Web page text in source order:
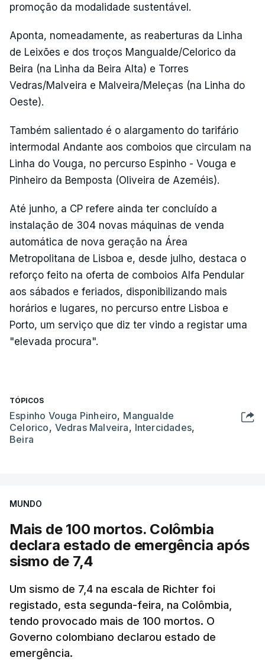
promoção da modalidade sustentável.
Aponta, nomeadamente, as reaberturas da Linha
de Leixões e dos troços Mangualde/Celorico da
Beira (na Linha da Beira Alta) e Torres
Vedras/Malveira e Malveira/Meleças (na Linha do
Oeste).
Também salientado é o alargamento do tarifário
intermodal Andante aos comboios que circulam na
Linha do Vouga, no percurso Espinho - Vouga e
Pinheiro da Bemposta (Oliveira de Azeméis).
Até junho, a CP refere ainda ter concluído a
instalação de 304 novas máquinas de venda
automática de nova geração na Área
Metropolitana de Lisboa e, desde julho, destaca o
reforço feito na oferta de comboios Alfa Pendular
aos sábados e feriados, disponibilizando mais
horários e lugares, no percurso entre Lisboa e
Porto, um serviço que diz ter vindo a registar uma
"elevada procura".
TÓPICOS
Espinho Vouga Pinheiro, Mangualde
Celorico, Vedras Malveira, Intercidades,
Beira
MUNDO
Mais de 100 mortos. Colômbia
declara estado de emergência após
sismo de 7,4
Um sismo de 7,4 na escala de Richter foi
registado, esta segunda-feira, na Colômbia,
tendo provocado mais de 100 mortos. O
Governo colombiano declarou estado de
emergência.